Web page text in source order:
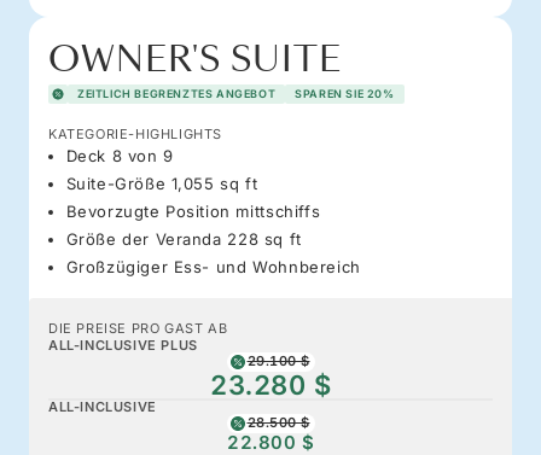
OWNER'S SUITE
ZEITLICH BEGRENZTES ANGEBOT SPAREN SIE 20%
KATEGORIE-HIGHLIGHTS
Deck 8 von 9
Suite-Größe 1,055 sq ft
Bevorzugte Position mittschiffs
Größe der Veranda 228 sq ft
Großzügiger Ess- und Wohnbereich
DIE PREISE PRO GAST AB
ALL-INCLUSIVE PLUS
29.100 $
23.280 $
ALL-INCLUSIVE
28.500 $
22.800 $